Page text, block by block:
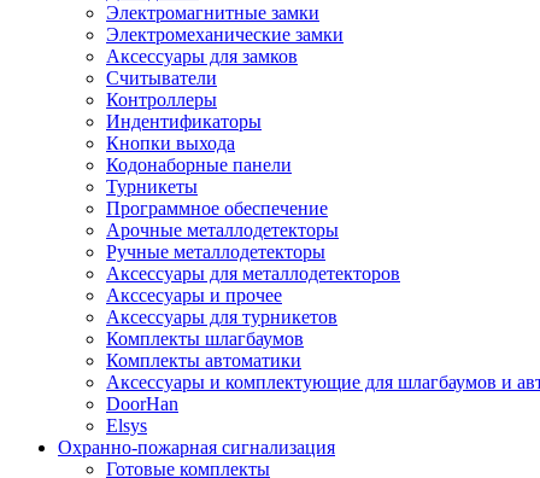
Электромагнитные замки
Электромеханические замки
Аксессуары для замков
Считыватели
Контроллеры
Индентификаторы
Кнопки выхода
Кодонаборные панели
Турникеты
Программное обеспечение
Арочные металлодетекторы
Ручные металлодетекторы
Аксессуары для металлодетекторов
Акссесуары и прочее
Аксессуары для турникетов
Комплекты шлагбаумов
Комплекты автоматики
Аксессуары и комплектующие для шлагбаумов и
DoorHan
Elsys
Охранно-пожарная сигнализация
Готовые комплекты